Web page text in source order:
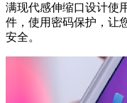
满现代感伸缩口设计使
件，使用密码保护，让
安全。